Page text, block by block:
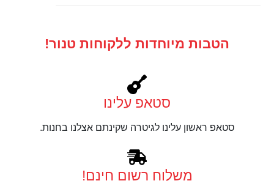
הטבות מיוחדות ללקוחות טנור!
סטאפ עלינו
סטאפ ראשון עלינו לגיטרה שקינתם אצלנו בחנות.
משלוח רשום חינם!